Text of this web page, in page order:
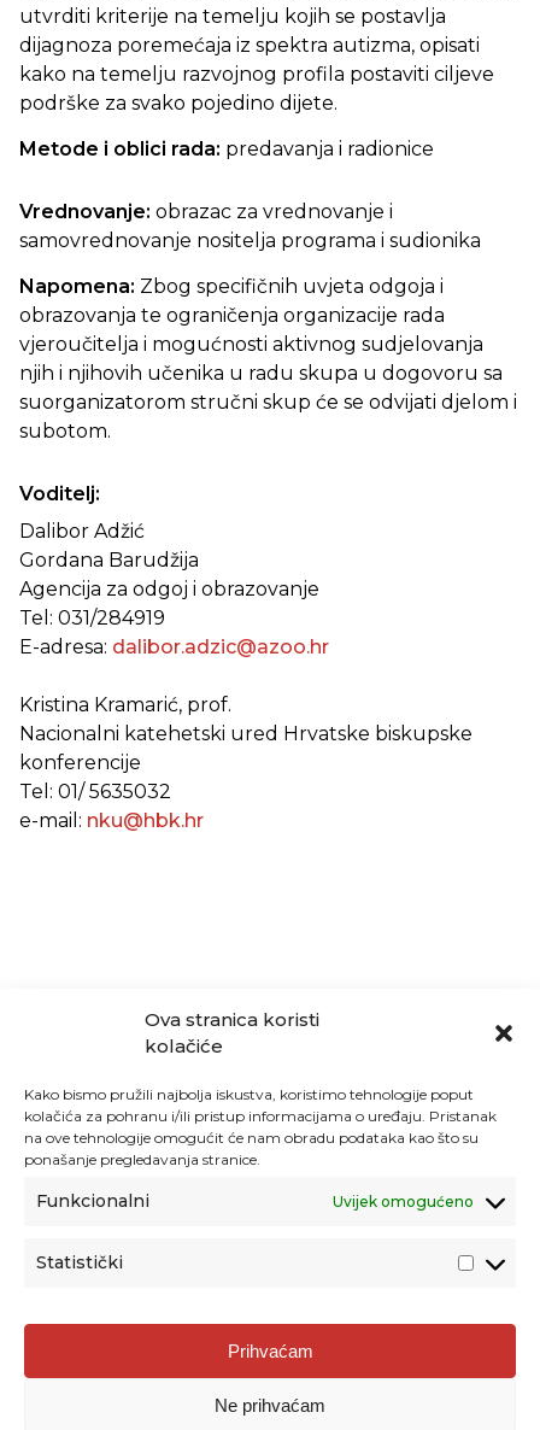
Ova stranica koristi
kolačiće
Kako bismo pružili najbolja iskustva, koristimo tehnologije poput
kolačića za pohranu i/ili pristup informacijama o uređaju. Pristanak
na ove tehnologije omogućit će nam obradu podataka kao što su
ponašanje pregledavanja stranice.
Funkcionalni Uvijek omogućeno
Statistički
Prihvaćam
Ne prihvaćam
utvrditi kriterije na temelju kojih se postavlja
dijagnoza poremećaja iz spektra autizma, opisati
kako na temelju razvojnog profila postaviti ciljeve
podrške za svako pojedino dijete.
Metode i oblici rada: predavanja i radionice
Vrednovanje: obrazac za vrednovanje i
samovrednovanje nositelja programa i sudionika
Napomena: Zbog specifičnih uvjeta odgoja i
obrazovanja te ograničenja organizacije rada
vjeroučitelja i mogućnosti aktivnog sudjelovanja
njih i njihovih učenika u radu skupa u dogovoru sa
suorganizatorom stručni skup će se odvijati djelom i
subotom.
Voditelj:
Dalibor Adžić
Gordana Barudžija
Agencija za odgoj i obrazovanje
Tel: 031/284919
E-adresa: dalibor.adzic@azoo.hr
Kristina Kramarić, prof.
Nacionalni katehetski ured Hrvatske biskupske
konferencije
Tel: 01/ 5635032
e-mail: nku@hbk.hr
Agencija za odgoj i obrazovanje
Donje Svetice 38, 10000 Zagreb
1778129